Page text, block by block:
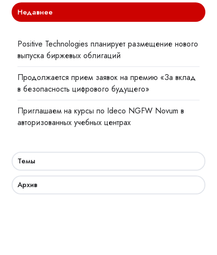
Недавнее
Positive Technologies планирует размещение нового
выпуска биржевых облигаций
Продолжается прием заявок на премию «За вклад
в безопасность цифрового будущего»
Приглашаем на курсы по Ideco NGFW Novum в
авторизованных учебных центрах
Темы
Архив